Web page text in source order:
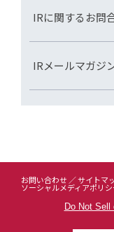
IRに関するお問
IRメールマガジ
お問い合わせ サイトマ
ソーシャルメディアポリ
Do Not Sell